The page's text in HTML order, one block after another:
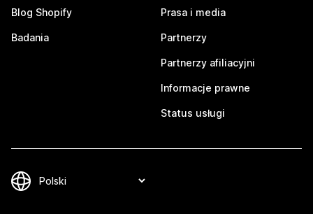
Blog Shopify
Badania
Prasa i media
Partnerzy
Partnerzy afiliacyjni
Informacje prawne
Status usługi